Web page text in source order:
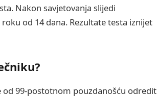
Nakon savjetovanja slijedi
od 14 dana. Rezultate testa iznijet
od 99-postotnom pouzdanošću odredit